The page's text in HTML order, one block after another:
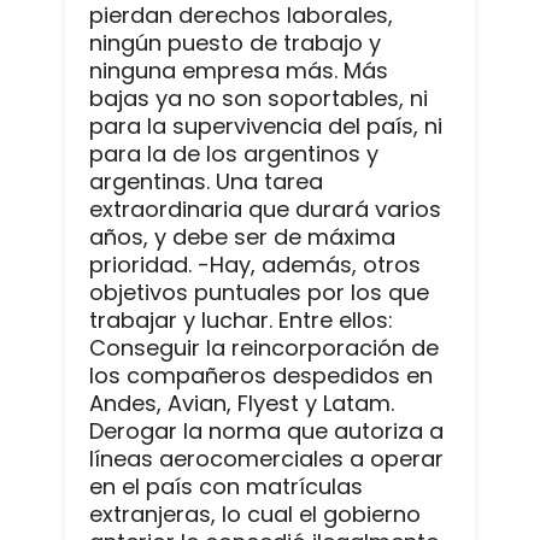
pierdan derechos laborales,
ningún puesto de trabajo y
ninguna empresa más. Más
bajas ya no son soportables, ni
para la supervivencia del país, ni
para la de los argentinos y
argentinas. Una tarea
extraordinaria que durará varios
años, y debe ser de máxima
prioridad. -Hay, además, otros
objetivos puntuales por los que
trabajar y luchar. Entre ellos:
Conseguir la reincorporación de
los compañeros despedidos en
Andes, Avian, Flyest y Latam.
Derogar la norma que autoriza a
líneas aerocomerciales a operar
en el país con matrículas
extranjeras, lo cual el gobierno